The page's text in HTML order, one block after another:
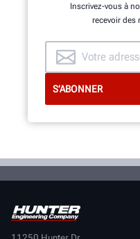
Inscrivez-vous à
recevoir des